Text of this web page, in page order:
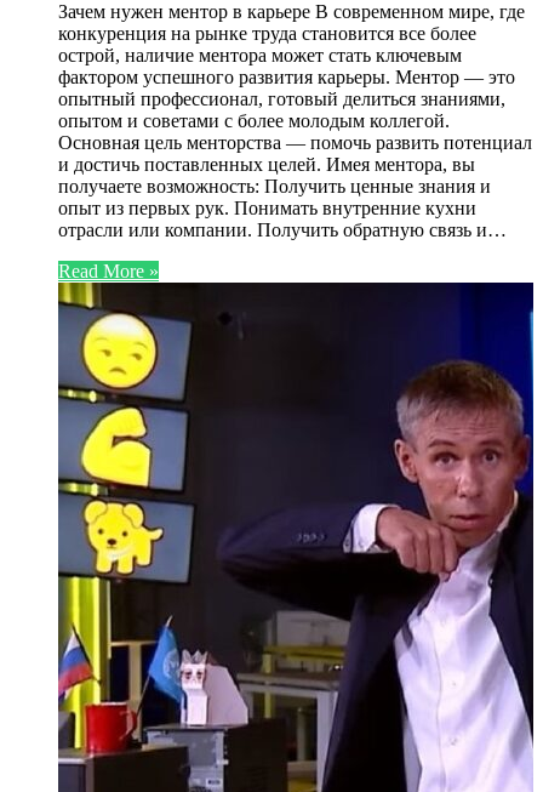
Зачем нужен ментор в карьере В современном мире, где
конкуренция на рынке труда становится все более
острой, наличие ментора может стать ключевым
фактором успешного развития карьеры. Ментор — это
опытный профессионал, готовый делиться знаниями,
опытом и советами с более молодым коллегой.
Основная цель менторства — помочь развить потенциал
и достичь поставленных целей. Имея ментора, вы
получаете возможность: Получить ценные знания и
опыт из первых рук. Понимать внутренние кухни
отрасли или компании. Получить обратную связь и…
Read More »